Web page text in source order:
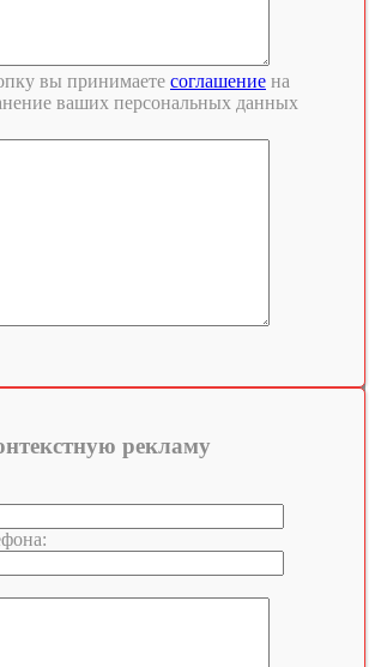
вы принимаете соглашение на
ваших персональных данных
рекламу